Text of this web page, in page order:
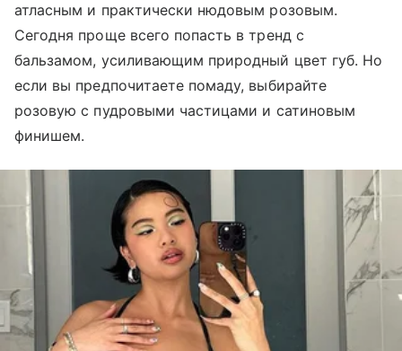
атласным и практически нюдовым розовым.
Сегодня проще всего попасть в тренд с
бальзамом, усиливающим природный цвет губ. Но
если вы предпочитаете помаду, выбирайте
розовую с пудровыми частицами и сатиновым
финишем.